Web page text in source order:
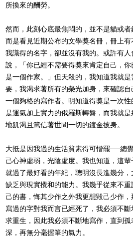
所換來的酬勞。
然而，此刻心底最焦悶的，並不是貓或者
而是看見近期公布的文學獎名冊，冊上有
我識得的名字，卻並沒有我的。或許有人
說，「你已經不需要得獎來肯定自己，你
是一個作家。」但天殺的，我知道我就是
要，我渴求著所有的榮光加身，來確認自
一個夠格的寫作者。明知道得獎是一次性
是運氣加上實力的俄羅斯轉盤，而我就是
地飢渴且篤信著世間一切的鍍金披身。
大抵是因我過的生活貧素得可憎罷──總
己心神虛弱，光陰虛度。我也知道，這輩
就過了最好看的年紀，聰明沒長進幾分，
缺乏與現實攪和的能力。我幾乎從來不重
己的書，悔其少作之外我更想毀己少作，
寫過的字對我而言已經死了，我必須不斷
求重生，因此我必須不斷地寫作，直到孤
深，再無分毫握筆的氣力。